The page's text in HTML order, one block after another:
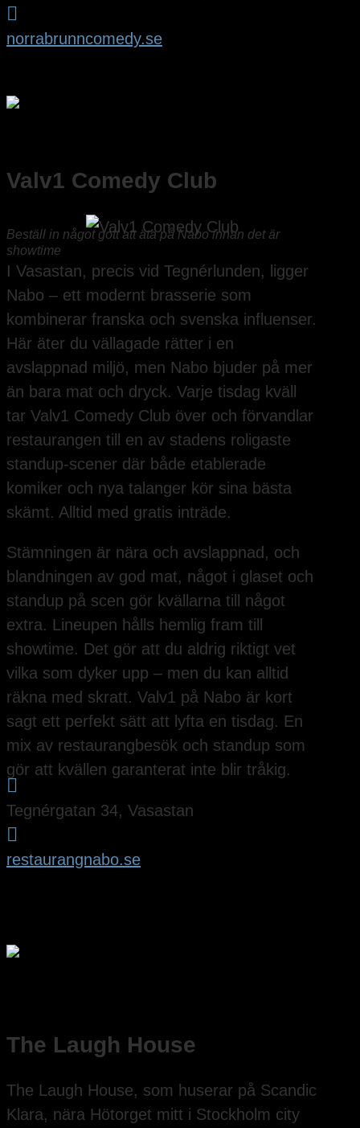

norrabrunncomedy.se
Valv1 Comedy Club
Beställ in något gott att äta på Nabo innan det är
showtime
I Vasastan, precis vid Tegnérlunden, ligger
Nabo – ett modernt brasserie som
kombinerar franska och svenska influenser.
Här äter du vällagade rätter i en
avslappnad miljö, men Nabo bjuder på mer
än bara mat och dryck. Varje tisdag kväll
tar Valv1 Comedy Club över och förvandlar
restaurangen till en av stadens roligaste
standup-scener där både etablerade
komiker och nya talanger kör sina bästa
skämt. Alltid med gratis inträde.
Stämningen är nära och avslappnad, och
blandningen av god mat, något i glaset och
standup på scen gör kvällarna till något
extra. Lineupen hålls hemlig fram till
showtime. Det gör att du aldrig riktigt vet
vilka som dyker upp – men du kan alltid
räkna med skratt. Valv1 på Nabo är kort
sagt ett perfekt sätt att lyfta en tisdag. En
mix av restaurangbesök och standup som
gör att kvällen garanterat inte blir tråkig.

Tegnérgatan 34, Vasastan

restaurangnabo.se
The Laugh House
The Laugh House, som huserar på Scandic
Klara, nära Hötorget mitt i Stockholm city